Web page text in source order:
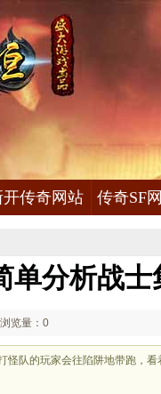
开传奇网站 传奇SF
单分析战士
浏览量：0
怪队的玩家会往陷阱地带跑，